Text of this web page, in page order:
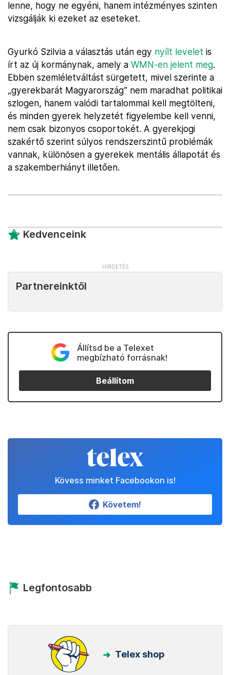
lenne, hogy ne egyéni, hanem intézményes szinten
vizsgálják ki ezeket az eseteket.
Gyurkó Szilvia a választás után egy nyílt levelet is
írt az új kormánynak, amely a WMN-en jelent meg.
Ebben szemléletváltást sürgetett, mivel szerinte a
„gyerekbarát Magyarország” nem maradhat politikai
szlogen, hanem valódi tartalommal kell megtölteni,
és minden gyerek helyzetét figyelembe kell venni,
nem csak bizonyos csoportokét. A gyerekjogi
szakértő szerint súlyos rendszerszintű problémák
vannak, különösen a gyerekek mentális állapotát és
a szakemberhiányt illetően.
Kedvenceink
Partnereinktől
Állítsd be a Telexet
megbízható forrásnak!
Beállítom
Kövess minket Facebookon is!
Követem!
Legfontosabb
Telex shop